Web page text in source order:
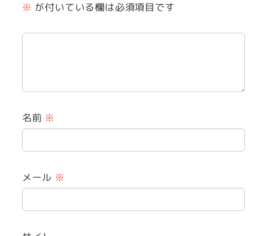
※ が付いている欄は必須項目です
名前 ※
メール ※